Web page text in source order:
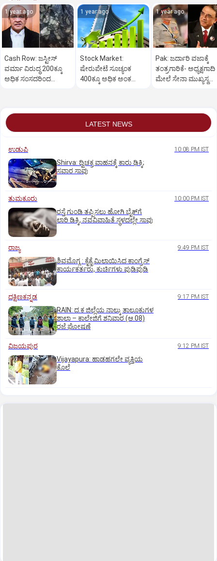
1 year ago
Cash Row: ಜಸ್ಟೀಸ್‌
ವರ್ಮಾ ವಿರುದ್ಧ 200ಕ್ಕೂ
ಅಧಿಕ ಸಂಸದರಿಂದ
1 year ago
Stock Market:
ಷೇರುಪೇಟೆ ಸೂಚ್ಯಂಕ
400ಕ್ಕೂ ಅಧಿಕ ಅಂಕ
1 year ago
Pak: ಜರ್ದಾರಿ ವಜಾಕ್ಕೆ
ತಂತ್ರಗಾರಿಕೆ- ಅಧ್ಯಕ್ಷಗಾದಿ
ಮೇಲೆ ಸೇನಾ ಮುಖ್ಯಸ್ಥ
LATEST NEWS
ಉಡುಪಿ 10:08 PM IST
Shirva: ದ್ವಿಚಕ್ರ ವಾಹನಕ್ಕೆ ಕಾರು ಢಿಕ್ಕಿ;
ಸವಾರ ಸಾವು
ತುಮಕೂರು 10:00 PM IST
ರಸ್ತೆ ಗುಂಡಿ ತಪ್ಪಿಸಲು ಹೋಗಿ ಬೈಕ್‌ಗೆ
ಲಾರಿ ಡಿಕ್ಕಿ, ನವವಿವಾಹಿತೆ ಸ್ಥಳದಲ್ಲೇ ಸಾವು
ರಾಜ್ಯ 9:49 PM IST
ಶಿವಮೊಗ್ಗ : ಕೈಕೈ ಮಿಲಾಯಿಸಿದ ಕಾಂಗ್ರೆಸ್
ಕಾರ್ಯಕರ್ತರು, ಕುರ್ಚಿಗಳು ಪುಡಿಪುಡಿ
ದಕ್ಷಿಣಕನ್ನಡ 9:17 PM IST
RAIN: ದ.ಕ ಜಿಲ್ಲೆಯ ನಾಲ್ಕು ತಾಲೂಕುಗಳ
ಶಾಲಾ – ಕಾಲೇಜಿಗೆ ಶನಿವಾರ (ಆ.08)
ರಜೆ ಘೋಷಣೆ
ವಿಜಯಪುರ 9:12 PM IST
Vijayapura: ಹಾಡಹಗಲೇ ವ್ಯಕ್ತಿಯ
ಕೊಲೆ